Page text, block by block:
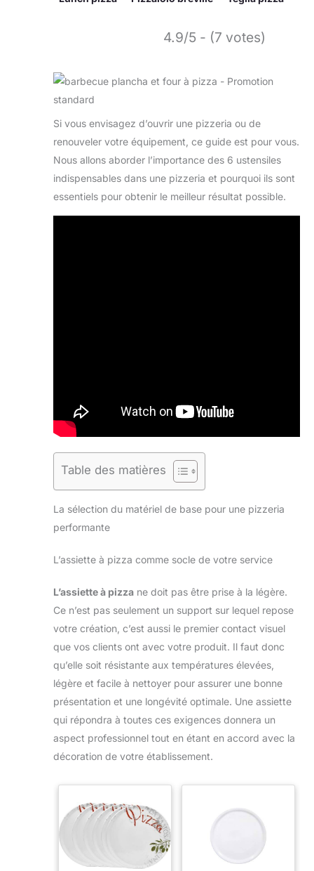
4.9/5 - (7 votes)
Si vous envisagez d’ouvrir une pizzeria ou de
renouveler votre équipement, ce guide est pour vous.
Nous allons aborder l’importance des 6 ustensiles
indispensables dans une pizzeria et pourquoi ils sont
essentiels pour obtenir le meilleur résultat possible.
Table des matières
La sélection du matériel de base pour une pizzeria
performante
L’assiette à pizza comme socle de votre service
L’assiette à pizza ne doit pas être prise à la légère.
Ce n’est pas seulement un support sur lequel repose
votre création, c’est aussi le premier contact visuel
que vos clients ont avec votre produit. Il faut donc
qu’elle soit résistante aux températures élevées,
légère et facile à nettoyer pour assurer une bonne
présentation et une longévité optimale. Une assiette
qui répondra à toutes ces exigences donnera un
aspect professionnel tout en étant en accord avec la
décoration de votre établissement.